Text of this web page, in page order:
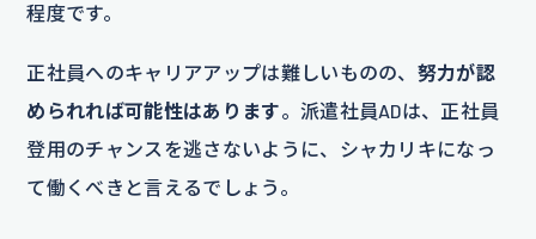
程度です。
正社員へのキャリアアップは難しいものの、 努力が認
められれば可能性はあります。派遣社員ADは、正社員
登用のチャンスを逃さないように、シャカリキになっ
て働くべきと言えるでしょう。